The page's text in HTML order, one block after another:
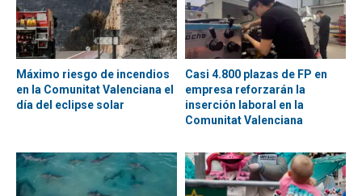
Máximo riesgo de incendios
en la Comunitat Valenciana el
día del eclipse solar
Casi 4.800 plazas de FP en
empresa reforzarán la
inserción laboral en la
Comunitat Valenciana